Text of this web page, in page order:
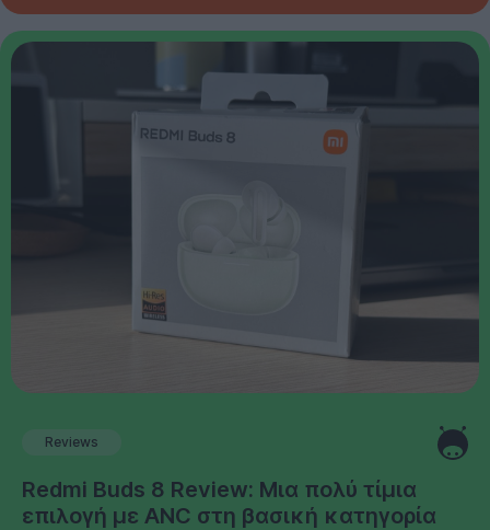
Reviews
Redmi Buds 8 Review: Μια πολύ τίμια
επιλογή με ANC στη βασική κατηγορία